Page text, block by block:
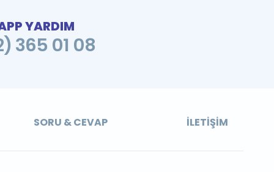
YARDIM
365 01 08
SORU & CEVAP İLETIŞIM